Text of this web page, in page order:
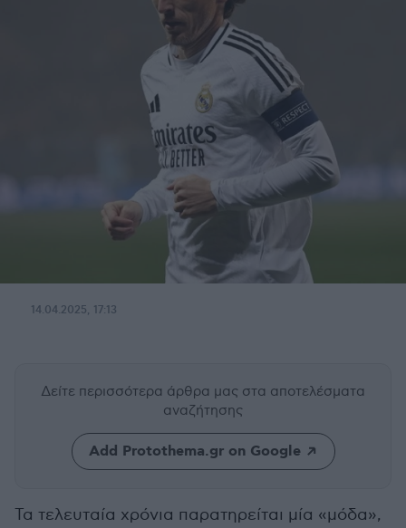
14.04.2025, 17:13
Δείτε περισσότερα άρθρα μας στα αποτελέσματα
αναζήτησης
Add Protothema.gr on Google
Τα τελευταία χρόνια παρατηρείται μία «μόδα»,